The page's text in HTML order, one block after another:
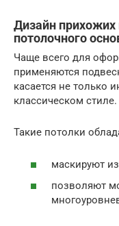
Дизайн
потолочного
Чаще всего для
применяются
касается не только
классическом стиле.
Такие потолки
маскируют
позволяют